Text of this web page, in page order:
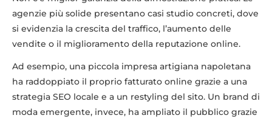
agenzie più solide presentano casi studio concreti, dove
si evidenzia la crescita del traffico, l’aumento delle
vendite o il miglioramento della reputazione online.
Ad esempio, una piccola impresa artigiana napoletana
ha raddoppiato il proprio fatturato online grazie a una
strategia SEO locale e a un restyling del sito. Un brand di
moda emergente, invece, ha ampliato il pubblico grazie